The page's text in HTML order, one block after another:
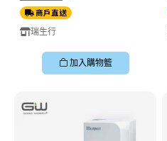
商戶直送
瑞生行
加入購物籃